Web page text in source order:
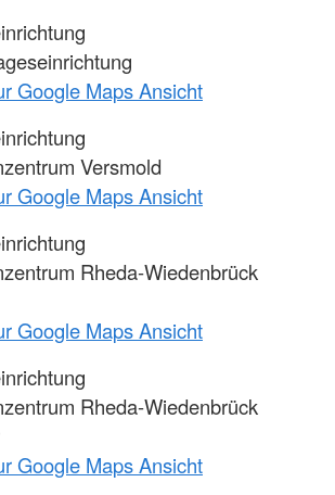
Google Maps Ansicht
Versmold
Google Maps Ansicht
Rheda-Wiedenbrück
Google Maps Ansicht
Rheda-Wiedenbrück
Google Maps Ansicht